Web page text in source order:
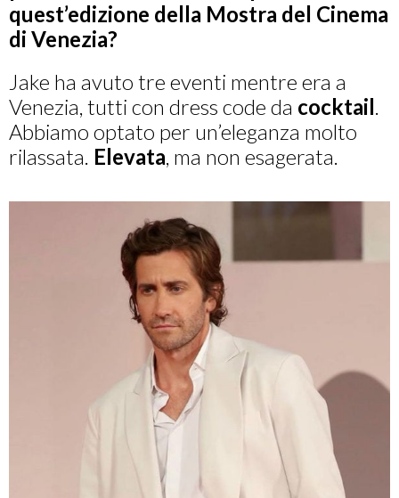
quest’edizione della Mostra del Cinema
di Venezia?
Jake ha avuto tre eventi mentre era a
Venezia, tutti con dress code da cocktail.
Abbiamo optato per un’eleganza molto
rilassata. Elevata, ma non esagerata.